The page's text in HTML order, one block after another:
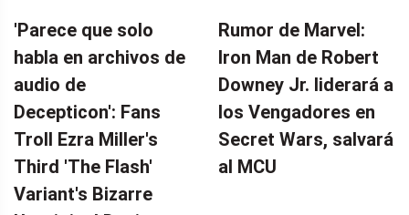
'Parece que solo
habla en archivos de
audio de
Decepticon': Fans
Troll Ezra Miller's
Third 'The Flash'
Variant's Bizarre
Rumor de Marvel:
Iron Man de Robert
Downey Jr. liderará a
los Vengadores en
Secret Wars, salvará
al MCU